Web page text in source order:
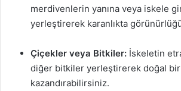
merdivenlerin yanına veya iskele
yerleştirerek karanlıkta
Çiçekler veya Bitkiler: İskeletin
diğer bitkiler yerleştirerek doğal
kazandırabilirsiniz.